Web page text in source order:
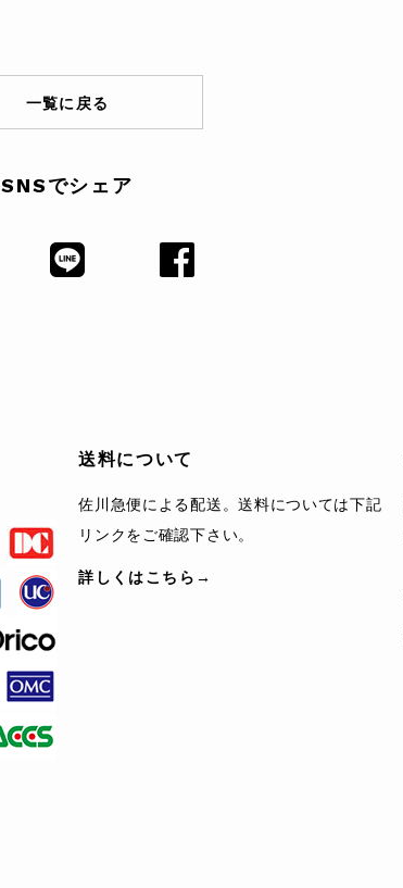
一覧に戻る
SNSでシェア
送料について
佐川急便による配送。送料については下記
リンクをご確認下さい。
詳しくはこちら→